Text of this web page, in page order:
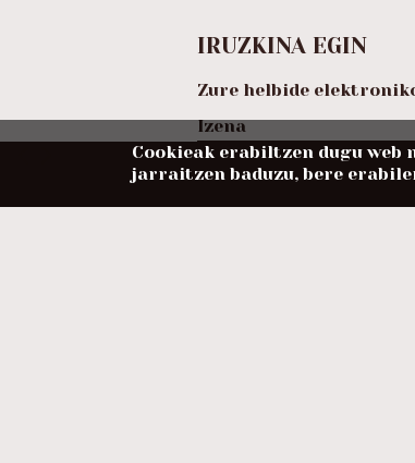
IRUZKINA EGIN
Zure helbide
Izena
Cookieak erabiltzen dugu
jarraitzen baduzu, bere